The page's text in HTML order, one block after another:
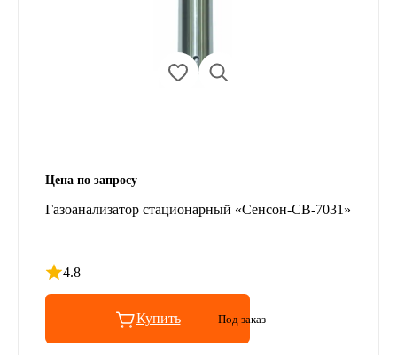
Цена по запросу
Газоанализатор стационарный «Сенсон-СВ-7031»
4.8
Рейтинг 4.8 из 5
Купить Под заказ